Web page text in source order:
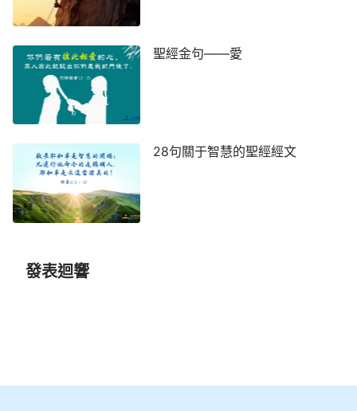
典時代，不代表律法時代，也不能代替末世的工作，
的第二個時代——救贖時代。
——《話在肉身顯現·救贖時代的工作内幕》
聖經金句——愛
28句關于智慧的聖經經文
發表迴響